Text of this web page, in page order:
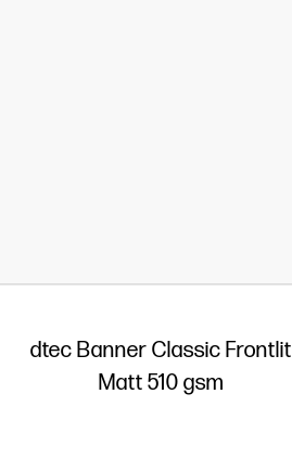
dtec Banner Classic Frontlit
Matt 510 gsm